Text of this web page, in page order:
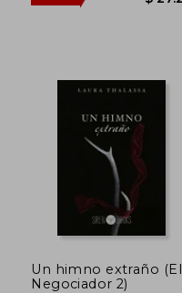
45%
Un himno extraño (El
Negociador 2)